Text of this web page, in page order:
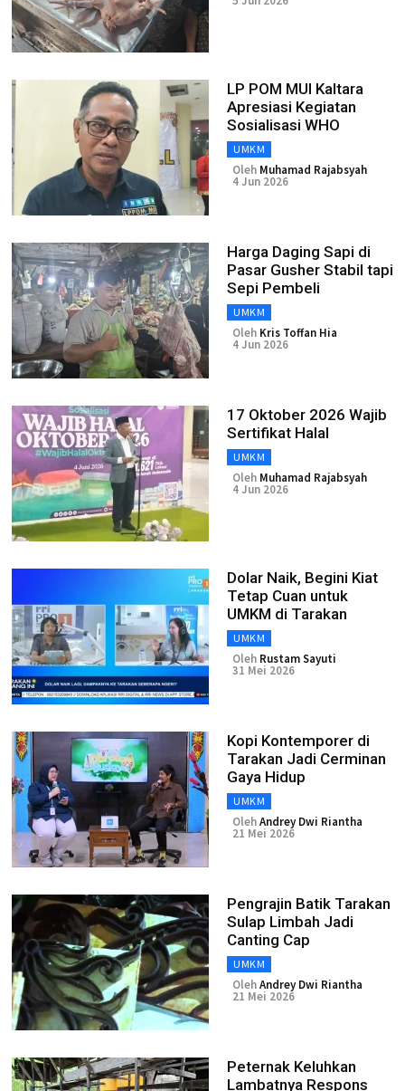
LP POM MUI Kaltara
Apresiasi Kegiatan
Sosialisasi WHO
UMKM
Oleh Muhamad Rajabsyah
4 Jun 2026
Harga Daging Sapi di
Pasar Gusher Stabil tapi
Sepi Pembeli
UMKM
Oleh Kris Toffan Hia
4 Jun 2026
17 Oktober 2026 Wajib
Sertifikat Halal
UMKM
Oleh Muhamad Rajabsyah
4 Jun 2026
Dolar Naik, Begini Kiat
Tetap Cuan untuk
UMKM di Tarakan
UMKM
Oleh Rustam Sayuti
31 Mei 2026
Kopi Kontemporer di
Tarakan Jadi Cerminan
Gaya Hidup
UMKM
OlehAndrey Dwi Riantha
21 Mei 2026
Pengrajin Batik Tarakan
Sulap Limbah Jadi
Canting Cap
UMKM
OlehAndrey Dwi Riantha
21 Mei 2026
Peternak Keluhkan
Lambatnya Respons